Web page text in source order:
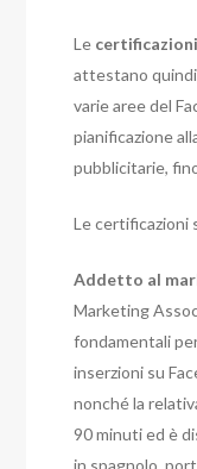
Le certificazioni
attestano
varie aree del
pianificazione
pubblicitarie,
Le certificazioni
Addetto al
Marketing
fondamentali
inserzioni su
nonché la
90 minuti ed è
in spagnolo,